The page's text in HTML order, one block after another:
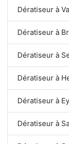
Dératiseur à
Dératiseur à
Dératiseur à
Dératiseur à
Dératiseur à
Dératiseur à